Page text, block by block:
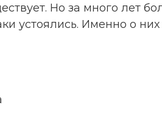
Но за много лет
устоялись. Именно о